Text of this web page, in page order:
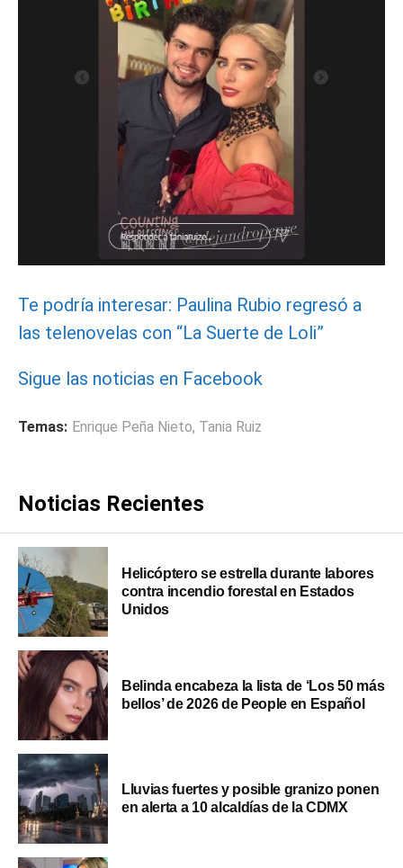
Te podría interesar: Paulina Rubio regresó a
las telenovelas con “La Suerte de Loli”
Sigue las noticias en Facebook
Temas: Enrique Peña Nieto, Tania Ruiz
Noticias Recientes
Helicóptero se estrella durante labores
contra incendio forestal en Estados
Unidos
Belinda encabeza la lista de ‘Los 50 más
bellos’ de 2026 de People en Español
Lluvias fuertes y posible granizo ponen
en alerta a 10 alcaldías de la CDMX